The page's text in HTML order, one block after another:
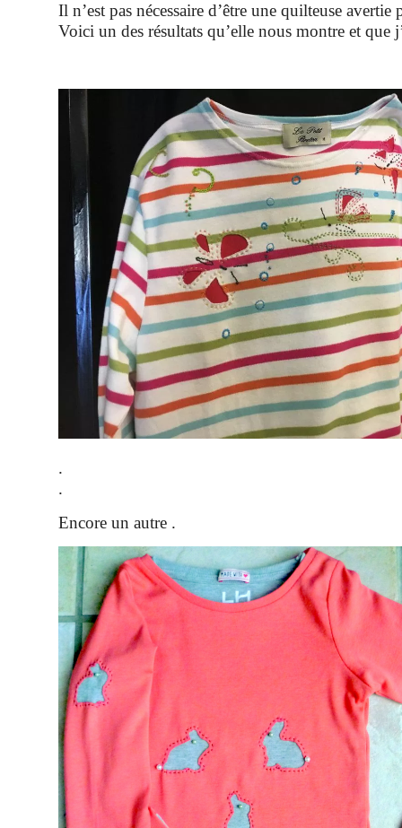
Il n’est pas nécessaire d’être une quilteuse avertie
Voici un des résultats qu’elle nous montre et que
.
.
Encore un autre .